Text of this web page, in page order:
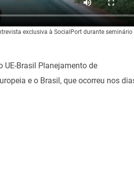
exclusiva à SocialPort durante seminário
UE-Brasil Planejamento de
e o Brasil, que ocorreu nos